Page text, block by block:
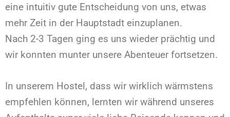
eine intuitiv gute Entscheidung von uns, etwas
mehr Zeit in der Hauptstadt einzuplanen.
Nach 2-3 Tagen ging es uns wieder prächtig und
wir konnten munter unsere Abenteuer fortsetzen.
In unserem Hostel, dass wir wirklich wärmstens
empfehlen können, lernten wir während unseres